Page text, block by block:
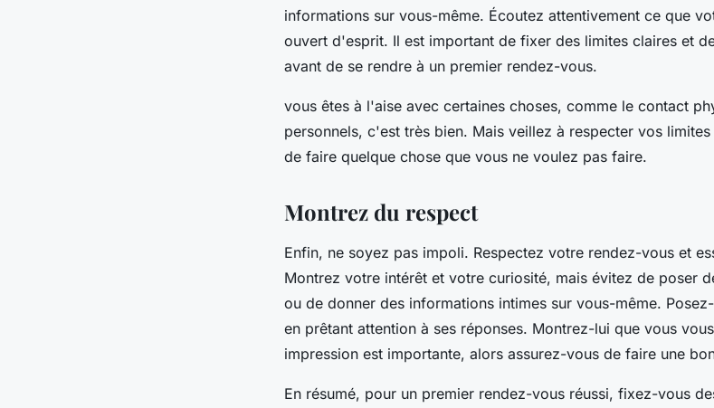
informations sur vous-même. Écoutez attentivement ce que
ouvert d'esprit. Il est important de fixer des limites claires et
avant de se rendre à un premier rendez-vous.
vous êtes à l'aise avec certaines choses, comme le contact
personnels, c'est très bien. Mais veillez à respecter vos
de faire quelque chose que vous ne voulez pas faire.
Montrez du respect
Enfin, ne soyez pas impoli. Respectez votre rendez-vous et
Montrez votre intérêt et votre curiosité, mais évitez de poser
ou de donner des informations intimes sur vous-même.
en prêtant attention à ses réponses. Montrez-lui que vous
impression est importante, alors assurez-vous de faire une
En résumé, pour un premier rendez-vous réussi, fixez-vous